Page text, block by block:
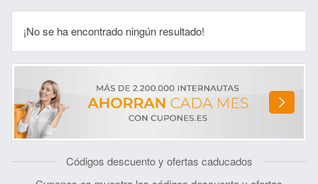
¡No se ha encontrado ningún resultado!
Códigos descuento y ofertas caducados